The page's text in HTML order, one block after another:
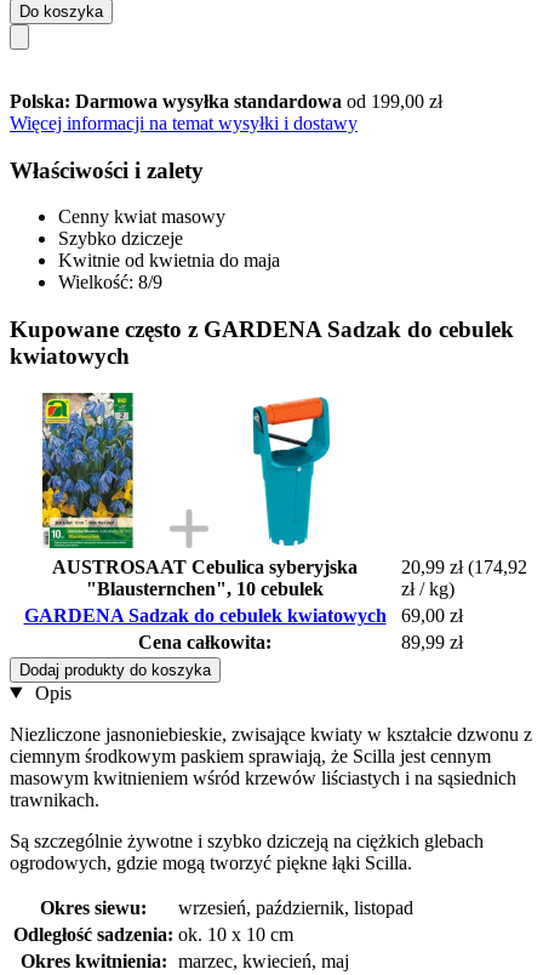
Do koszyka
Polska: Darmowa wysyłka standardowa od 199,00 zł
Więcej informacji na temat wysyłki i dostawy
Właściwości i zalety
Cenny kwiat masowy
Szybko dziczeje
Kwitnie od kwietnia do maja
Wielkość: 8/9
Kupowane często z GARDENA Sadzak do cebulek
kwiatowych
AUSTROSAAT Cebulica syberyjska
"Blausternchen", 10 cebulek
20,99 zł (174,92
zł / kg)
GARDENA Sadzak do cebulek kwiatowych
69,00 zł
Cena całkowita:
89,99 zł
Dodaj produkty do koszyka
Opis
Niezliczone jasnoniebieskie, zwisające kwiaty w kształcie dzwonu z
ciemnym środkowym paskiem sprawiają, że Scilla jest cennym
masowym kwitnieniem wśród krzewów liściastych i na sąsiednich
trawnikach.
Są szczególnie żywotne i szybko dziczeją na ciężkich glebach
ogrodowych, gdzie mogą tworzyć piękne łąki Scilla.
Okres siewu:
wrzesień, październik, listopad
Odległość sadzenia: ok. 10 x 10 cm
Okres kwitnienia: marzec, kwiecień, maj